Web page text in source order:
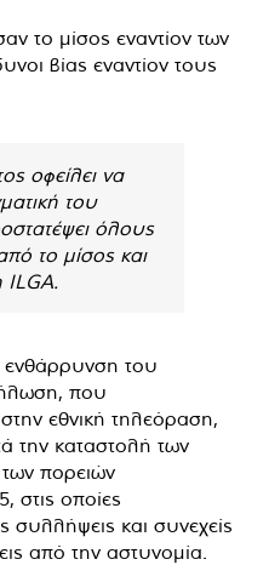
το μίσος εναντίον των
βίας εναντίον τους
οφείλει να
του
όλους
το μίσος και
ILGA.
ενθάρρυνση του
που
εθνική τηλεόραση,
την καταστολή των
πορειών
στις οποίες
και συνεχείς
από την αστυνομία.